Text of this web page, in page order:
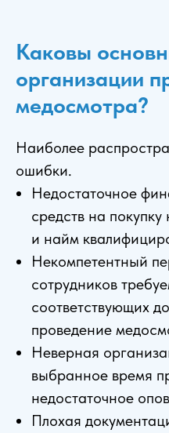
Каковы
организации
медосмотра?
Наиболее
ошибки.
Недостаточное
средств на
и найм
Некомпетентный
сотрудников
соответствующих
проведение
Неверная
выбранное время
недостаточное
Плохая